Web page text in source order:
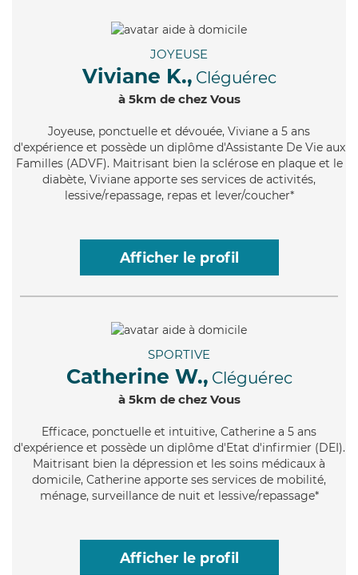
JOYEUSE
Viviane K., Cléguérec
à 5km de chez Vous
Joyeuse, ponctuelle et dévouée, Viviane a 5 ans
d'expérience et possède un diplôme d'Assistante De Vie aux
Familles (ADVF). Maitrisant bien la sclérose en plaque et le
diabète, Viviane apporte ses services de activités,
lessive/repassage, repas et lever/coucher*
Afficher le profil
SPORTIVE
Catherine W., Cléguérec
à 5km de chez Vous
Efficace, ponctuelle et intuitive, Catherine a 5 ans
d'expérience et possède un diplôme d'Etat d'infirmier (DEI).
Maitrisant bien la dépression et les soins médicaux à
domicile, Catherine apporte ses services de mobilité,
ménage, surveillance de nuit et lessive/repassage*
Afficher le profil